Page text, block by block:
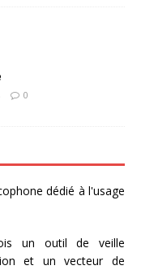
0
dédié à l'usage
un outil de veille
et un vecteur de